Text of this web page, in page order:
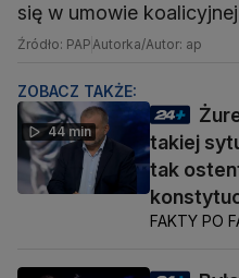
się w umowie
Źródło: PAPAutorka/Autor: ap
ZOBACZ TAKŻE:
44 min
takiej
tak
FAKTY PO